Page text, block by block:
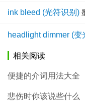
ink bleed (光符识别)
headlight dimmer (变
相关阅读
便捷的介词用法大全
悲伤时你该说些什么